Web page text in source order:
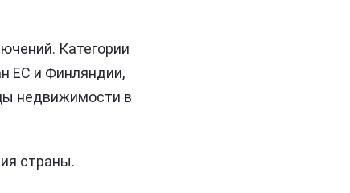
Категории
ЕС и Финляндии,
недвижимости в
страны.